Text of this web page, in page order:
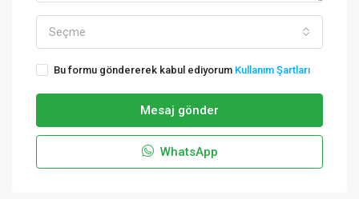
Seçme
Bu formu göndererek kabul ediyorum Kullanım Şartları
Mesaj gönder
WhatsApp